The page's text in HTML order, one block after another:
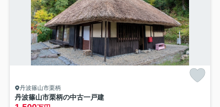
丹波篠山市栗柄
丹波篠山市栗柄の中古一戸建